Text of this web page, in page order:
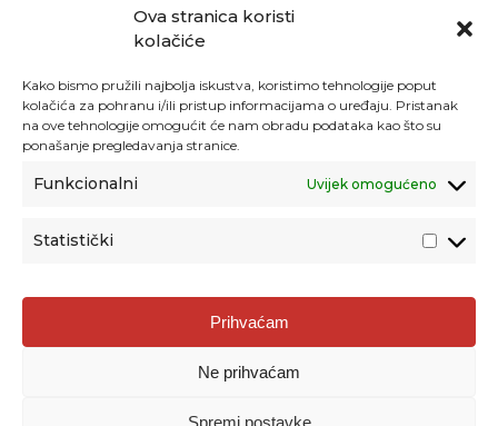
Ova stranica koristi
kolačiće
Kako bismo pružili najbolja iskustva, koristimo tehnologije poput
kolačića za pohranu i/ili pristup informacijama o uređaju. Pristanak
na ove tehnologije omogućit će nam obradu podataka kao što su
ponašanje pregledavanja stranice.
Funkcionalni Uvijek omogućeno
Statistički
Prihvaćam
Ne prihvaćam
Spremi postavke
Agencija za odgoj i obrazovanje
Donje Svetice 38, 10000 Zagreb
1778129